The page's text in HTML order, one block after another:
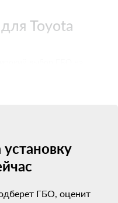
Toyota
именно вашему
с
гарантией.
Но проще всего
ГБО, оценит